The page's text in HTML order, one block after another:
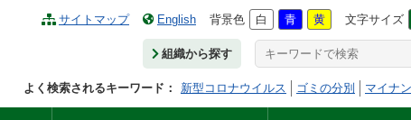
サイトマップ English 背景色 白 青 黄 文字サイズ
組織から探す
よく検索されるキーワード： 新型コロナウイルス ゴミの分別 マイナ